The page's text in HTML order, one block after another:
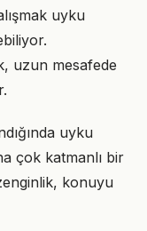
uyku
uzun mesafede
uyku
çok katmanlı bir
konuyu